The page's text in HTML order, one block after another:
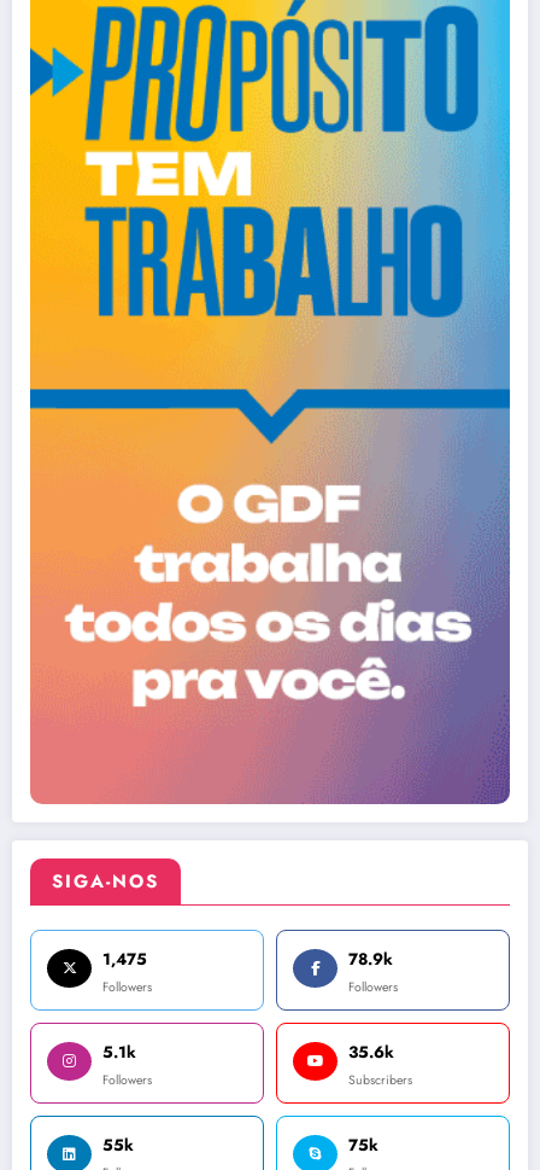
SIGA-NOS
1,475
Followers
78.9k
Followers
5.1k
Followers
35.6k
Subscribers
55k 75k